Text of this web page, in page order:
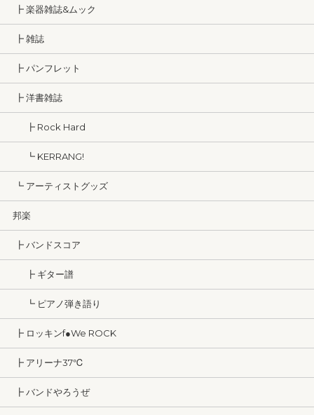
┣ 楽器雑誌&ムック
┣ 雑誌
┣ パンフレット
┣ 洋書雑誌
┣ Rock Hard
┗ KERRANG!
┗ アーティストグッズ
邦楽
┣ バンドスコア
┣ ギター譜
┗ ピアノ弾き語り
┣ ロッキンf●We ROCK
┣ アリーナ37℃
┣ バンドやろうぜ